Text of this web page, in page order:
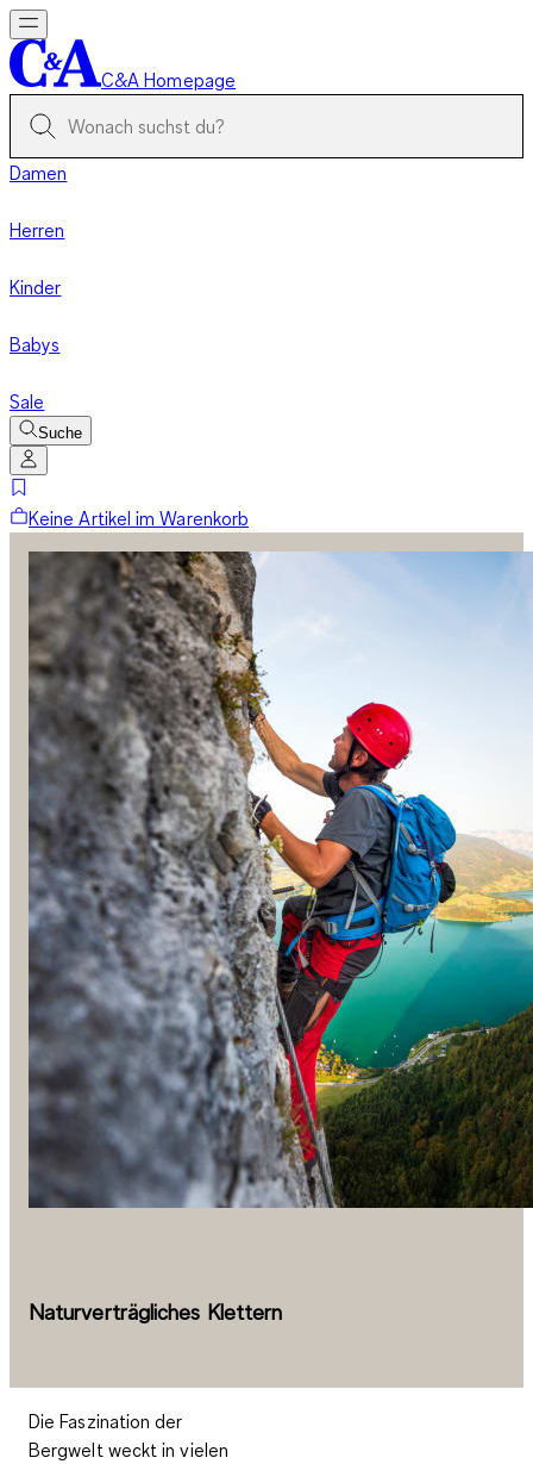
C&A Homepage
Damen
Herren
Kinder
Babys
Sale
Suche
Keine Artikel im Warenkorb
Naturverträgliches Klettern
Die Faszination der
Bergwelt weckt in vielen